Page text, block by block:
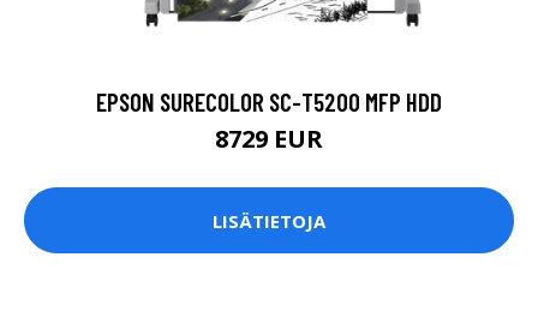
EPSON SURECOLOR SC-T5200 MFP HDD
8729 EUR
LISÄTIETOJA